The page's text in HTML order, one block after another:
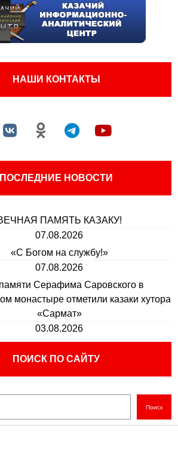
НАШИ КОНТАКТЫ
ПОСЛЕДНИЕ НОВОСТИ
ПАМЯТЬ КАЗАКУ!
07.08.2026
«С Богом на службу!»
07.08.2026
Серафима Саровского в
монастыре отметили казаки хутора
«Сармат»
03.08.2026
ПОИСК ПО САЙТУ
Поиск